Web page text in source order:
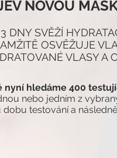
NOVOU
DNY SVĚŽÍ
OSVĚŽUJE
VLASY A
nyní hledáme 400
nebo jedním z
dobu testování a